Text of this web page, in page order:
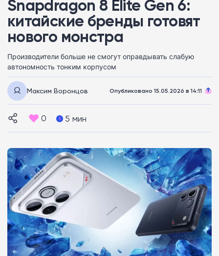
Snapdragon 8 Elite Gen 6:
китайские бренды готовят
нового монстра
Производители больше не смогут оправдывать слабую
автономность тонким корпусом
Максим Воронцов Опубликовано 15.05.2026 в 14:11
0 5 мин